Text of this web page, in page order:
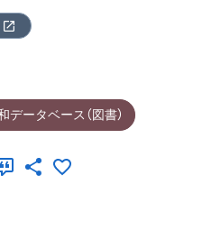
ータベース（図書）